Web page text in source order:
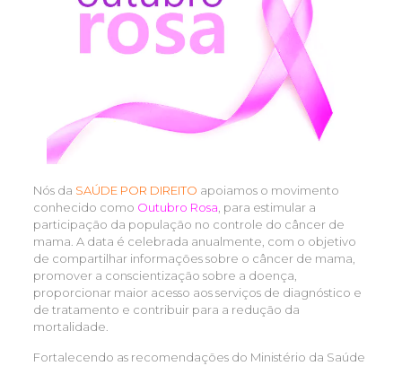
Nós da SAÚDE POR DIREITO apoiamos o movimento
conhecido como Outubro Rosa , para estimular a
participação da população no controle do câncer de
mama. A data é celebrada anualmente, com o objetivo
de compartilhar informações sobre o câncer de mama,
promover a conscientização sobre a doença,
proporcionar maior acesso aos serviços de diagnóstico e
de tratamento e contribuir para a redução da
mortalidade.
Fortalecendo as recomendações do Ministério da Saúde